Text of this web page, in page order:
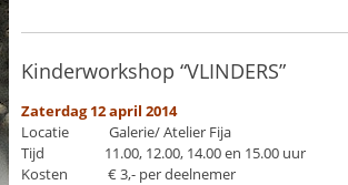
Kinderworkshop “VLINDERS”
Zaterdag 12 april 2014
Locatie Galerie/ Atelier Fija
Tijd 11.00, 12.00, 14.00 en 15.00 uur
Kosten € 3,- per deelnemer